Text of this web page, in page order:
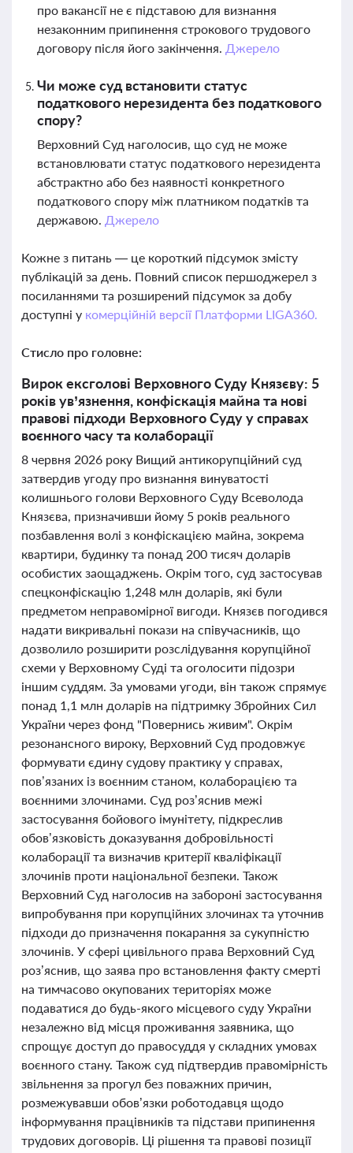
про вакансії не є підставою для визнання
незаконним припинення строкового трудового
договору після його закінчення. Джерело
Чи може суд встановити статус
податкового нерезидента без податкового
спору?
Верховний Суд наголосив, що суд не може
встановлювати статус податкового нерезидента
абстрактно або без наявності конкретного
податкового спору між платником податків та
державою. Джерело
Кожне з питань — це короткий підсумок змісту
публікацій за день. Повний список першоджерел з
посиланнями та розширений підсумок за добу
доступні у комерційній версії Платформи LIGA360.
Стисло про головне:
Вирок ексголові Верховного Суду Князєву: 5
років ув’язнення, конфіскація майна та нові
правові підходи Верховного Суду у справах
воєнного часу та колаборації
8 червня 2026 року Вищий антикорупційний суд
затвердив угоду про визнання винуватості
колишнього голови Верховного Суду Всеволода
Князєва, призначивши йому 5 років реального
позбавлення волі з конфіскацією майна, зокрема
квартири, будинку та понад 200 тисяч доларів
особистих заощаджень. Окрім того, суд застосував
спецконфіскацію 1,248 млн доларів, які були
предметом неправомірної вигоди. Князєв погодився
надати викривальні покази на співучасників, що
дозволило розширити розслідування корупційної
схеми у Верховному Суді та оголосити підозри
іншим суддям. За умовами угоди, він також спрямує
понад 1,1 млн доларів на підтримку Збройних Сил
України через фонд "Повернись живим". Окрім
резонансного вироку, Верховний Суд продовжує
формувати єдину судову практику у справах,
пов’язаних із воєнним станом, колаборацією та
воєнними злочинами. Суд роз’яснив межі
застосування бойового імунітету, підкреслив
обов’язковість доказування добровільності
колаборації та визначив критерії кваліфікації
злочинів проти національної безпеки. Також
Верховний Суд наголосив на забороні застосування
випробування при корупційних злочинах та уточнив
підходи до призначення покарання за сукупністю
злочинів. У сфері цивільного права Верховний Суд
роз’яснив, що заява про встановлення факту смерті
на тимчасово окупованих територіях може
подаватися до будь-якого місцевого суду України
незалежно від місця проживання заявника, що
спрощує доступ до правосуддя у складних умовах
воєнного стану. Також суд підтвердив правомірність
звільнення за прогул без поважних причин,
розмежувавши обов’язки роботодавця щодо
інформування працівників та підстави припинення
трудових договорів. Ці рішення та правові позиції